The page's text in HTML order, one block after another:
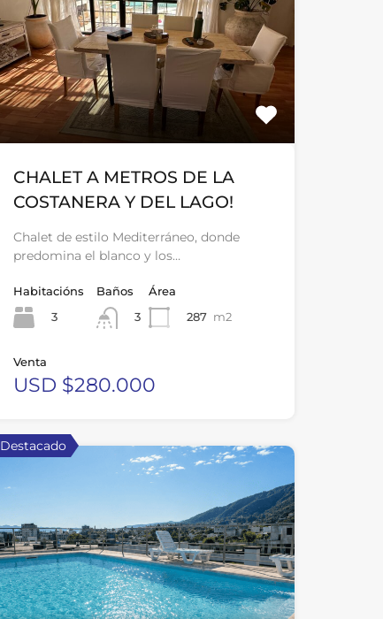
CHALET A METROS DE LA
COSTANERA Y DEL LAGO!
Chalet de estilo Mediterráneo, donde
predomina el blanco y los…
Habitacións
3
Baños
3
Área
287 m2
Venta
USD $280.000
Destacado